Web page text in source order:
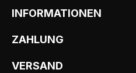
INFORMATIONEN
ZAHLUNG
VERSAND